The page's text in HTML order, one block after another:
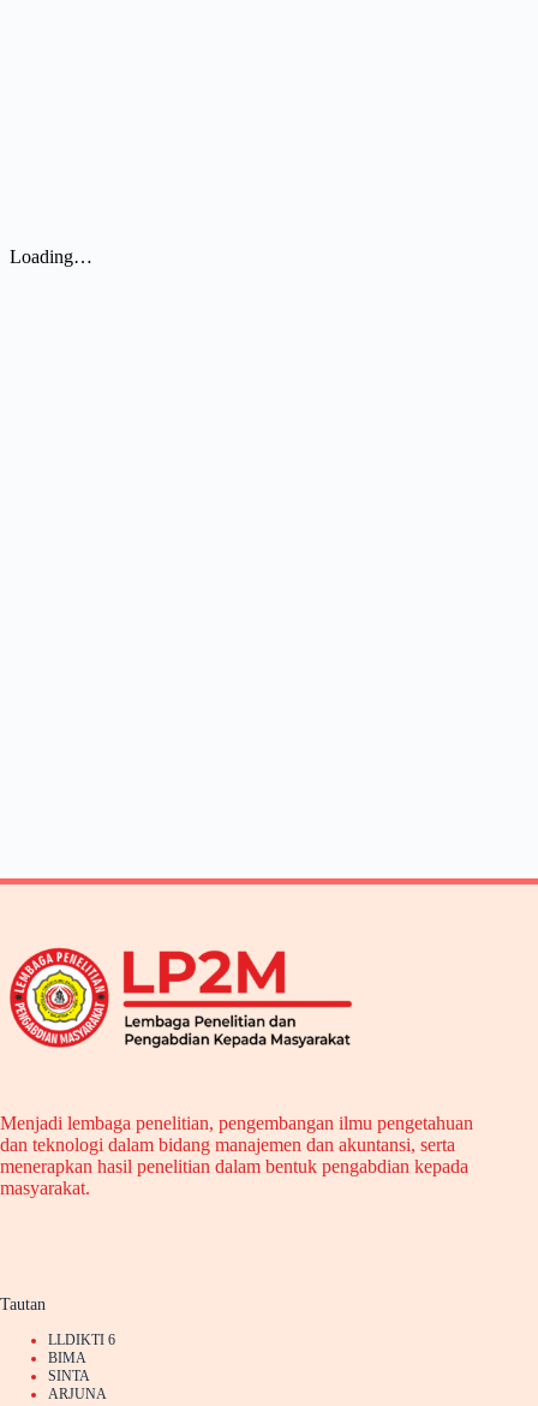
Menjadi lembaga penelitian, pengembangan ilmu pengetahuan
dan teknologi dalam bidang manajemen dan akuntansi, serta
menerapkan hasil penelitian dalam bentuk pengabdian kepada
masyarakat.
Tautan
LLDIKTI 6
BIMA
SINTA
ARJUNA